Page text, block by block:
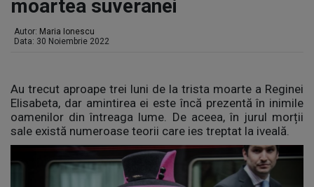
moartea suveranei
Autor: Maria Ionescu
Data: 30 Noiembrie 2022
Au trecut aproape trei luni de la trista moarte a Reginei
Elisabeta, dar amintirea ei este încă prezentă în inimile
oamenilor din întreaga lume. De aceea, în jurul morții
sale există numeroase teorii care ies treptat la iveală.